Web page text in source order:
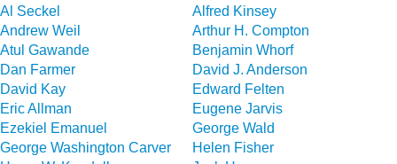
Al Seckel
Alfred Kinsey
Andrew Weil
Arthur H. Compton
Atul Gawande
Benjamin Whorf
Dan Farmer
David J. Anderson
David Kay
Edward Felten
Eric Allman
Eugene Jarvis
Ezekiel Emanuel
George Wald
George Washington Carver
Helen Fisher